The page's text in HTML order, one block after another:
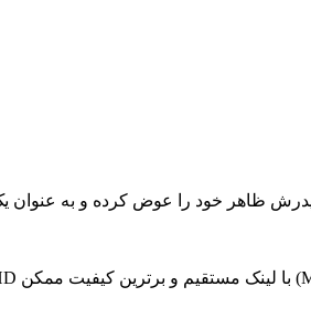
پدرش ظاهر خود را عوض کرده و به